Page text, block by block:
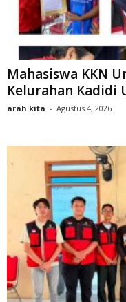
Mahasiswa KKN
Kelurahan Kadidi
arah kita - Agustus 4, 2026